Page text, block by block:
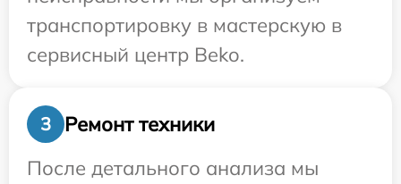
транспортировку в мастерскую в
сервисный центр Beko.
3
Ремонт техники
После детального анализа мы